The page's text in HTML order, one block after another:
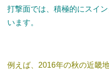
打撃面では、積極的にスイ
います。
例えば、2016年の秋の近畿